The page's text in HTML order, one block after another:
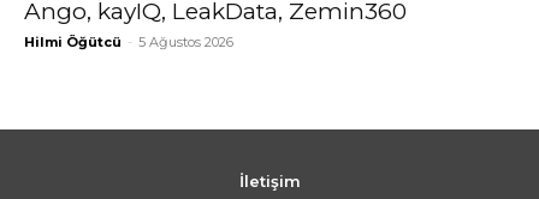
Ango, kayIQ, LeakData, Zemin360
Hilmi Öğütcü - 5 Ağustos 2026
İletişim